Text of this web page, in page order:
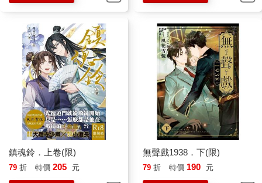
鎮魂鈴．上卷(限)
79 折 特價 205 元
無聲戲1938．下(限)
79 折 特價 190 元